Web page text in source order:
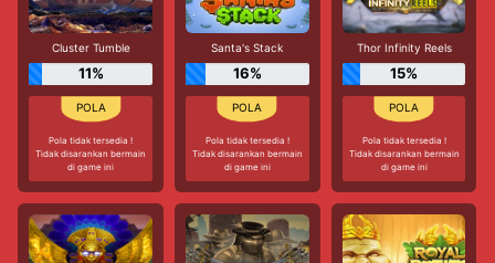
Cluster Tumble
11%
Pola tidak tersedia !
Tidak disarankan bermain
di game ini
Santa's Stack
16%
Pola tidak tersedia !
Tidak disarankan bermain
di game ini
Thor Infinity Reels
15%
Pola tidak tersedia !
Tidak disarankan bermain
di game ini